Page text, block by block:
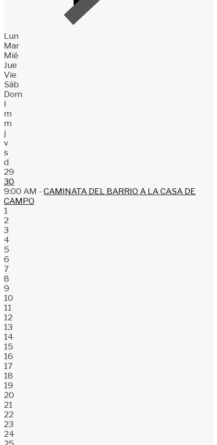
Lun
Mar
Mié
Jue
Vie
Sáb
Dom
l
m
m
j
v
s
d
29
30
9:00 AM - CAMINATA DEL BARRIO A LA CASA DE
CAMPO
1
2
3
4
5
6
7
8
9
10
11
12
13
14
15
16
17
18
19
20
21
22
23
24